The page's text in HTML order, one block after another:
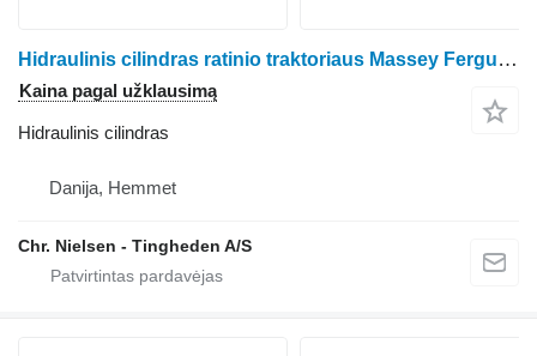
Hidraulinis cilindras ratinio traktoriaus Massey Ferguson 3060
Kaina pagal užklausimą
Hidraulinis cilindras
Danija, Hemmet
Chr. Nielsen - Tingheden A/S